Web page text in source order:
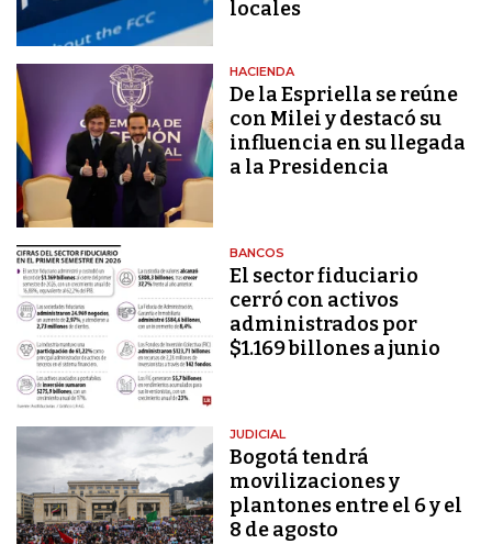
locales
HACIENDA
De la Espriella se reúne
con Milei y destacó su
influencia en su llegada
a la Presidencia
BANCOS
El sector fiduciario
cerró con activos
administrados por
$1.169 billones a junio
JUDICIAL
Bogotá tendrá
movilizaciones y
plantones entre el 6 y el
8 de agosto